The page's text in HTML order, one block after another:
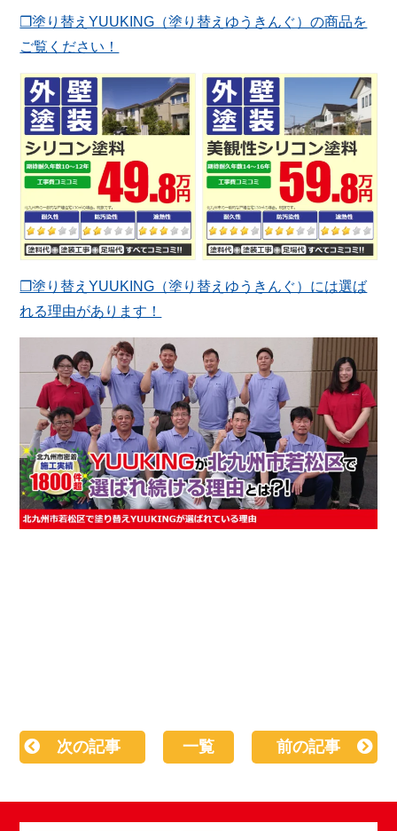
❐塗り替えYUUKING（塗り替えゆうきんぐ）の商品を
ご覧ください！
❐塗り替えYUUKING（塗り替えゆうきんぐ）には選ば
れる理由があります！
次の記事 一覧 前の記事